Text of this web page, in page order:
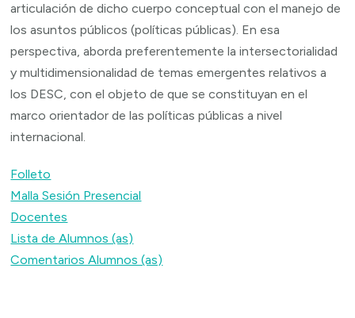
articulación de dicho cuerpo conceptual con el manejo de
los asuntos públicos (políticas públicas). En esa
perspectiva, aborda preferentemente la intersectorialidad
y multidimensionalidad de temas emergentes relativos a
los DESC, con el objeto de que se constituyan en el
marco orientador de las políticas públicas a nivel
internacional.
Folleto
Malla Sesión Presencial
Docentes
Lista de Alumnos (as)
Comentarios Alumnos (as)